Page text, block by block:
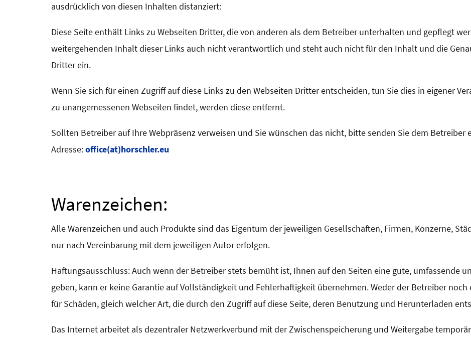
ausdrücklich von diesen Inhalten distanziert:
Diese Seite enthält Links zu Webseiten Dritter, die von anderen als dem Betreiber unterhalten und gepflegt
weitergehenden Inhalt dieser Links auch nicht verantwortlich und steht auch nicht für den Inhalt und die
Dritter ein.
Wenn Sie sich für einen Zugriff auf diese Links zu den Webseiten Dritter entscheiden, tun Sie dies in eigener
zu unangemessenen Webseiten findet, werden diese entfernt.
Sollten Betreiber auf Ihre Webpräsenz verweisen und Sie wünschen das nicht, bitte senden Sie dem Betreiber
Adresse:office(at)horschler.eu
Warenzeichen:
Alle Warenzeichen und auch Produkte sind das Eigentum der jeweiligen Gesellschaften, Firmen, Konzerne,
nur nach Vereinbarung mit dem jeweiligen Autor erfolgen.
Haftungsausschluss: Auch wenn der Betreiber stets bemüht ist, Ihnen auf den Seiten eine gute, umfassende
geben, kann er keine Garantie auf Vollständigkeit und Fehlerhaftigkeit übernehmen. Weder der Betreiber
für Schäden, gleich welcher Art, die durch den Zugriff auf diese Seite, deren Benutzung und Herunterladen
Das Internet arbeitet als dezentraler Netzwerkverbund mit der Zwischenspeicherung und Weitergabe